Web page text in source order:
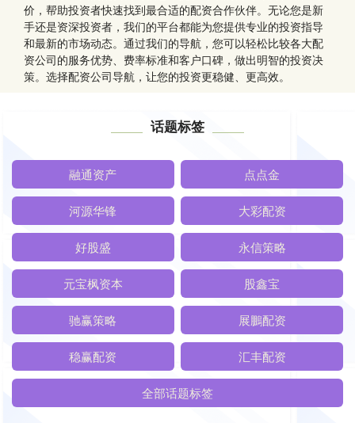
价，帮助投资者快速找到最合适的配资合作伙伴。无论您是新
手还是资深投资者，我们的平台都能为您提供专业的投资指导
和最新的市场动态。通过我们的导航，您可以轻松比较各大配
资公司的服务优势、费率标准和客户口碑，做出明智的投资决
策。选择配资公司导航，让您的投资更稳健、更高效。
话题标签
融通资产 点点金
河源华锋 大彩配资
好股盛 永信策略
元宝枫资本 股鑫宝
驰赢策略 展鵬配资
稳赢配资 汇丰配资
全部话题标签